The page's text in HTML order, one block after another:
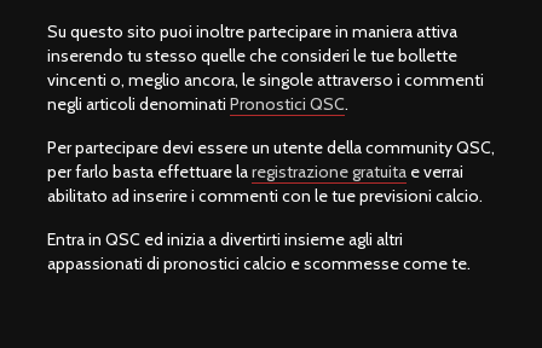
Su questo sito puoi inoltre partecipare in maniera attiva
inserendo tu stesso quelle che consideri le tue bollette
vincenti o, meglio ancora, le singole attraverso i commenti
negli articoli denominati Pronostici QSC.
Per partecipare devi essere un utente della community QSC,
per farlo basta effettuare laregistrazione gratuita e verrai
abilitato ad inserire i commenti con le tue previsioni calcio.
Entra in QSC ed inizia a divertirti insieme agli altri
appassionati di pronostici calcio e scommesse come te.